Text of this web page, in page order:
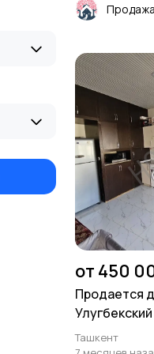
от 450
Продается
Мать и дитя.
Ташкент